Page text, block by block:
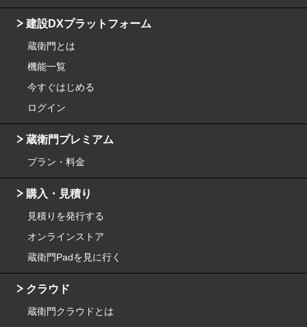
建設DXプラットフォーム
蔵衛門とは
機能一覧
今すぐはじめる
ログイン
蔵衛門プレミアム
プラン・料金
購入・見積り
見積りを発行する
オンラインストア
蔵衛門Padを見に行く
クラウド
蔵衛門クラウドとは